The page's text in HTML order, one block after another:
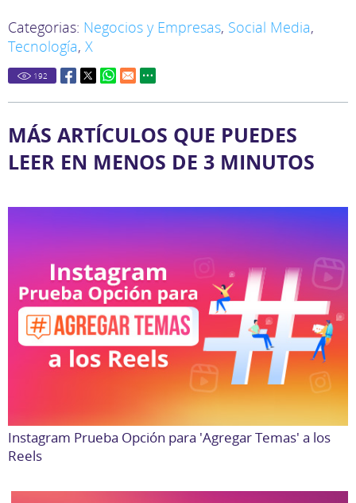
Categorias: Negocios y Empresas, Social Media,
Tecnología, X
192
MÁS ARTÍCULOS QUE PUEDES
LEER EN MENOS DE 3 MINUTOS
Instagram Prueba Opción para 'Agregar Temas' a los
Reels